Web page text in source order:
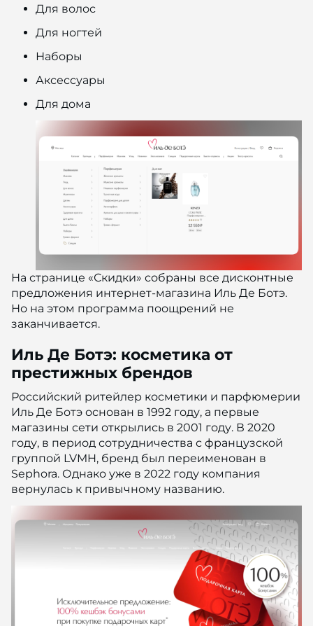
Для волос
Для ногтей
Наборы
Аксессуары
Для дома
На странице «Скидки» собраны все дисконтные
предложения интернет-магазина Иль Де Ботэ.
Но на этом программа поощрений не
заканчивается.
Иль Де Ботэ: косметика от
престижных брендов
Российский ритейлер косметики и парфюмерии
Иль Де Ботэ основан в 1992 году, а первые
магазины сети открылись в 2001 году. В 2020
году, в период сотрудничества с французской
группой LVMH, бренд был переименован в
Sephora. Однако уже в 2022 году компания
вернулась к привычному названию.